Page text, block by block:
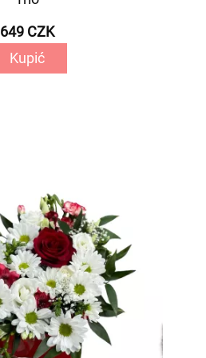
649 CZK
Kupić